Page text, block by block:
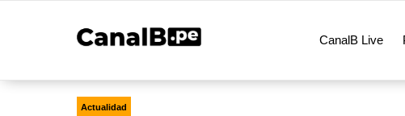
CanalB Live
Actualidad